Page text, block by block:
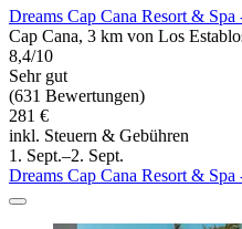
Dreams Cap Cana Resort &
Cap Cana, 3 km von Los
8,4/10
Sehr gut
(631 Bewertungen)
281 €
inkl. Steuern & Gebühren
1. Sept.–2. Sept.
Dreams Cap Cana Resort &